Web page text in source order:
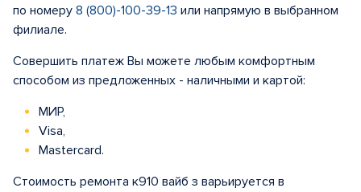
по номеру 8 (800)-100-39-13 или напрямую в выбранном
филиале.
Совершить платеж Вы можете любым комфортным
способом из предложенных - наличными и картой:
МИР,
Visa,
Mastercard.
Стоимость ремонта к910 вайб з варьируется в